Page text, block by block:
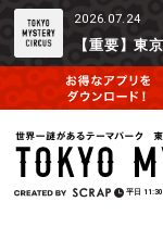
2026.07.24
平日